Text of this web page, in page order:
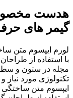
هدست
گیمر های
لورم ایپسوم متن
با استفاده از
مجله در ستون و
تکنولوژی مورد نیاز
ایپسوم متن ساختگی